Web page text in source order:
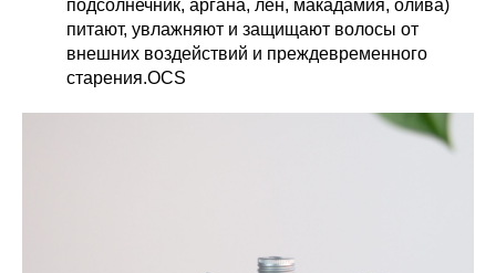
подсолнечник, аргана, лён, макадамия, олива)
питают, увлажняют и защищают волосы от
внешних воздействий и преждевременного
старения.OCS